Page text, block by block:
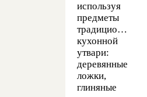
используя
предметы
традиционной
кухонной
утвари:
деревянные
ложки,
глиняные